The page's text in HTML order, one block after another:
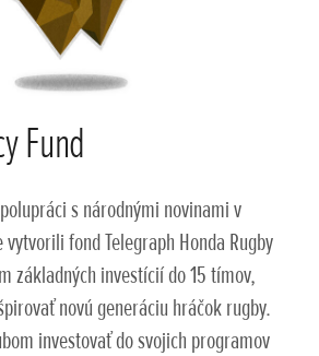
Fund
s národnými novinami v
fond Telegraph Honda Rugby
základných investícií do 15 tímov,
novú generáciu hráčok rugby.
investovať do svojich programov